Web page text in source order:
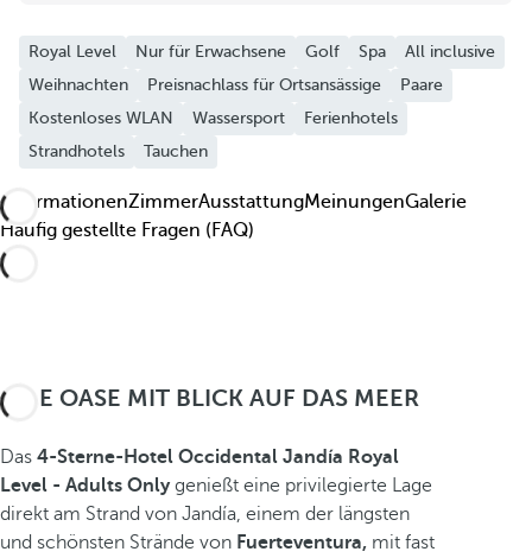
Royal Level Nur für Erwachsene Golf Spa
All inclusive
Weihnachten
Preisnachlass für Ortsansässige
Paare
Kostenloses WLAN
Wassersport
Ferienhotels
Strandhotels
Tauchen
InformationenZimmerAusstattungMeinungenGalerie
Häufig gestellte Fragen (FAQ)
EINE OASE MIT BLICK AUF DAS MEER
Das 4-Sterne-Hotel Occidental Jandía Royal
Level - Adults Onlygenießt eine privilegierte Lage
direkt am Strand von Jandía, einem der längsten
und schönsten Strände von Fuerteventura, mit fast